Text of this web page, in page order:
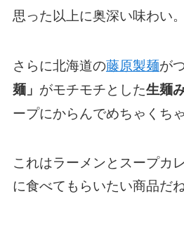
思った以上に奥深い味わい。
さらに北海道の藤原製麺が
麺」 がモチモチとした生麺
ープにからんでめちゃくち
これはラーメンとスープカ
に食べてもらいたい商品だね